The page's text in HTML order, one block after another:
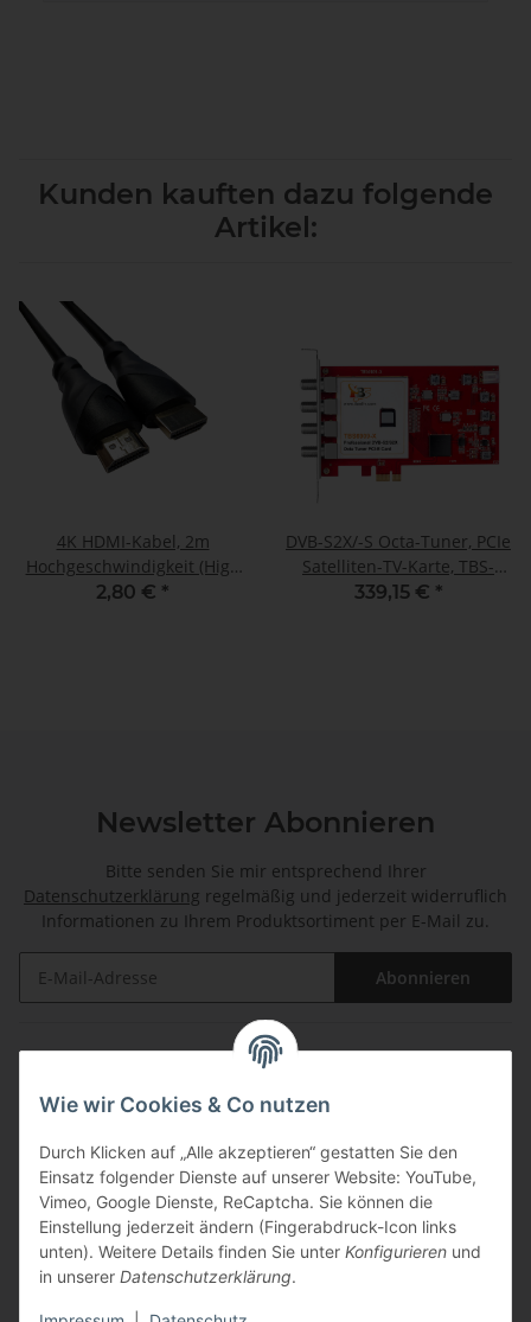
Kunden kauften dazu folgende
Artikel:
4K HDMI-Kabel, 2m
Hochgeschwindigkeit (High
Speed) mit Ethernet,
2,80 € *
DVB-S2X/-S Octa-Tuner, PCIe
Satelliten-TV-Karte, TBS-
6909-X V2
339,15 € *
Newsletter Abonnieren
Bitte senden Sie mir entsprechend Ihrer
Datenschutzerklärung regelmäßig und jederzeit widerruflich
Informationen zu Ihrem Produktsortiment per E-Mail zu.
Abonnieren
Zahlungsarten
Wie wir Cookies & Co nutzen
Durch Klicken auf „Alle akzeptieren“ gestatten Sie den
Einsatz folgender Dienste auf unserer Website: YouTube,
Vimeo, Google Dienste, ReCaptcha. Sie können die
Einstellung jederzeit ändern (Fingerabdruck-Icon links
unten). Weitere Details finden Sie unter Konfigurieren und
in unserer Datenschutzerklärung.